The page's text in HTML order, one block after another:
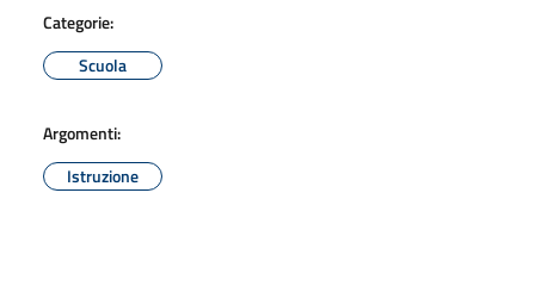
Categorie:
Scuola
Argomenti:
Istruzione